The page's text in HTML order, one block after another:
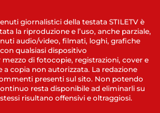
giornalistici della testata STILETV è
la riproduzione e l’uso, anche parziale,
audio/video, filmati, loghi, grafiche
qualsiasi dispositivo
di fotocopie, registrazioni, cover e
copia non autorizzata. La redazione
presenti sul sito. Non potendo
resta disponibile ad eliminarli su
risultano offensivi e oltraggiosi.